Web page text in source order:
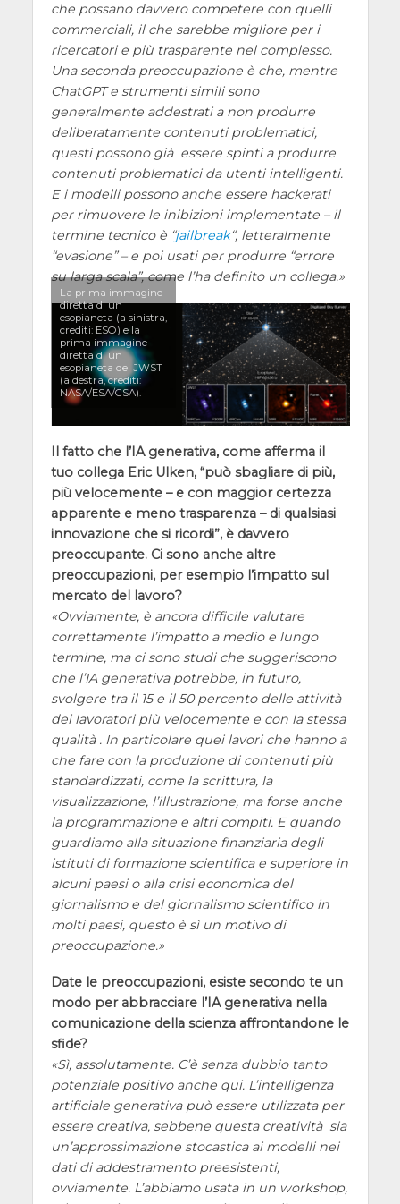
che possano davvero competere con quelli
commerciali, il che sarebbe migliore per i
ricercatori e più trasparente nel complesso.
Una seconda preoccupazione è che, mentre
ChatGPT e strumenti simili sono
generalmente addestrati a non produrre
deliberatamente contenuti problematici,
questi possono già essere spinti a produrre
contenuti problematici da utenti intelligenti.
E i modelli possono anche essere hackerati
per rimuovere le inibizioni implementate – il
termine tecnico è “jailbreak“, letteralmente
“evasione” – e poi usati per produrre “errore
su larga scala”, come l’ha definito un collega.
La prima immagine
diretta di un
esopianeta (a sinistra,
crediti: ESO) e la
prima immagine
diretta di un
esopianeta del JWST
(a destra, crediti:
NASA/ESA/CSA).
Il fatto che l’IA generativa, come afferma il
tuo collega Eric Ulken, “può sbagliare di più,
più velocemente – e con maggior certezza
apparente e meno trasparenza – di qualsiasi
innovazione che si ricordi”, è davvero
preoccupante. Ci sono anche altre
preoccupazioni, per esempio l’impatto sul
mercato del lavoro?
Ovviamente, è ancora difficile valutare
correttamente l’impatto a medio e lungo
termine, ma ci sono studi che suggeriscono
che l’IA generativa potrebbe, in futuro,
svolgere tra il 15 e il 50 percento delle attività
dei lavoratori più velocemente e con la stessa
qualità . In particolare quei lavori che hanno a
che fare con la produzione di contenuti più
standardizzati, come la scrittura, la
visualizzazione, l’illustrazione, ma forse anche
la programmazione e altri compiti. E quando
guardiamo alla situazione finanziaria degli
istituti di formazione scientifica e superiore in
alcuni paesi o alla crisi economica del
giornalismo e del giornalismo scientifico in
molti paesi, questo è sì un motivo di
preoccupazione.
Date le preoccupazioni, esiste secondo te un
modo per abbracciare l’IA generativa nella
comunicazione della scienza affrontandone le
sfide?
Sì, assolutamente. C’è senza dubbio tanto
potenziale positivo anche qui. L’intelligenza
artificiale generativa può essere utilizzata per
essere creativa, sebbene questa creatività sia
un’approssimazione stocastica ai modelli nei
dati di addestramento preesistenti,
ovviamente. L’abbiamo usata in un workshop,